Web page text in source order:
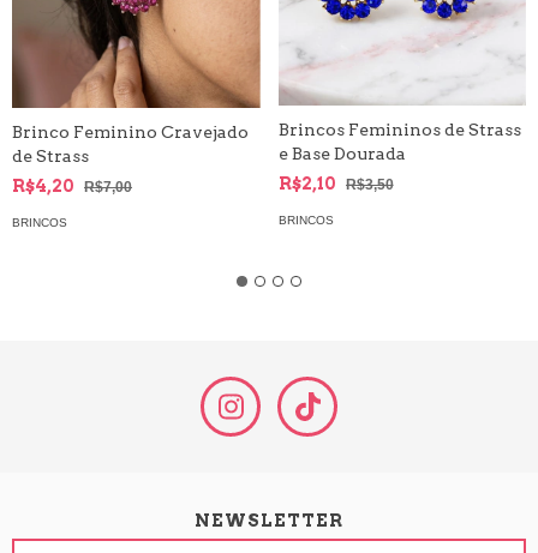
Brinco Feminino Cravejado
de Strass
R$4,20
R$7,00
BRINCOS
Brincos Femininos de Strass
e Base Dourada
R$2,10
R$3,50
BRINCOS
NEWSLETTER